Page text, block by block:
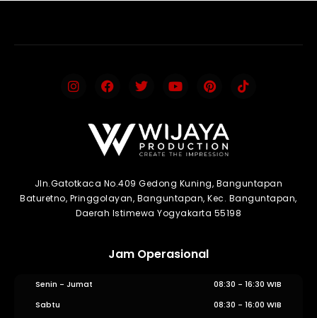
Jln.Gatotkaca No.409 Gedong Kuning, Banguntapan
Baturetno, Pringgolayan, Banguntapan, Kec. Banguntapan,
Daerah Istimewa Yogyakarta 55198
Jam Operasional
Senin - Jumat
08:30 - 16:30 WIB
Sabtu
08:30 - 16:00 WIB